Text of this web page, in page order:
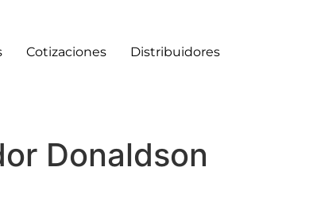
Cotizaciones Distribuidores
Donaldson